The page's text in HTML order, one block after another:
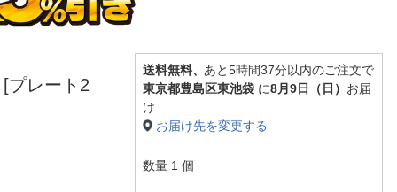
り寄せ品入荷状況照会
窓口
プレート2
送料無料、 あと5時間37分以内のご注文で
東京都豊島区東池袋 に8月9日（日） お届
け
お届け先を変更する
数量 1 個